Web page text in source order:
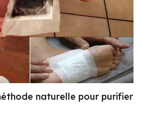
naturelle pour purifier